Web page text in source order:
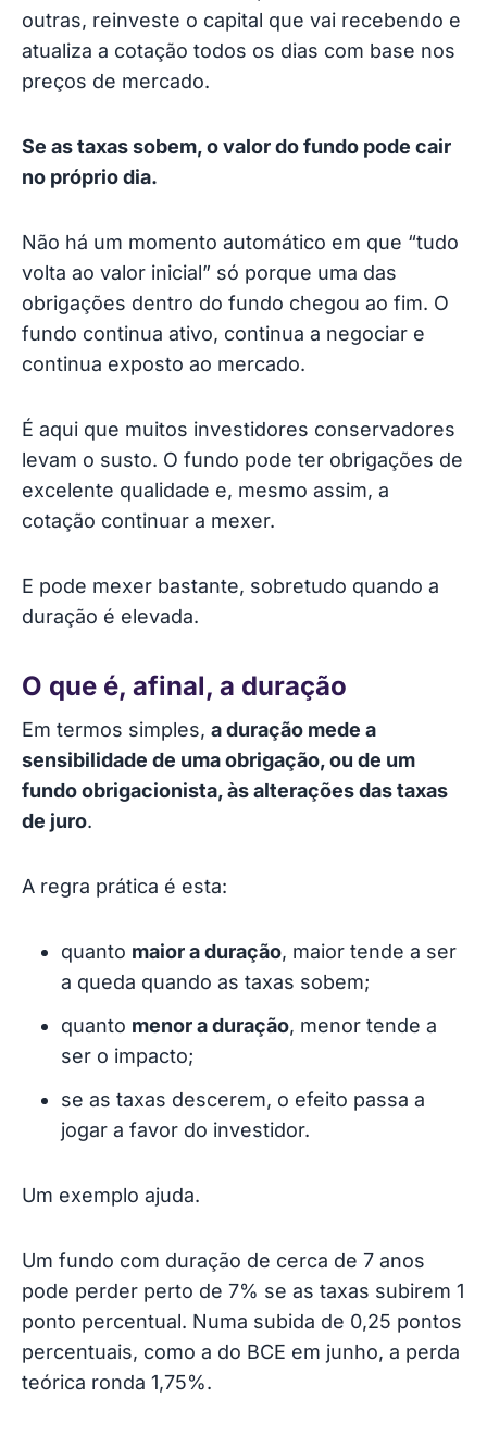
outras, reinveste o capital que vai recebendo e
atualiza a cotação todos os dias com base nos
preços de mercado.
Se as taxas sobem, o valor do fundo pode cair
no próprio dia.
Não há um momento automático em que “tudo
volta ao valor inicial” só porque uma das
obrigações dentro do fundo chegou ao fim. O
fundo continua ativo, continua a negociar e
continua exposto ao mercado.
É aqui que muitos investidores conservadores
levam o susto. O fundo pode ter obrigações de
excelente qualidade e, mesmo assim, a
cotação continuar a mexer.
E pode mexer bastante, sobretudo quando a
duração é elevada.
O que é, afinal, a duração
Em termos simples, a duração mede a
sensibilidade de uma obrigação, ou de um
fundo obrigacionista, às alterações das taxas
de juro.
A regra prática é esta:
quanto maior a duração, maior tende a ser
a queda quando as taxas sobem;
quanto menor a duração, menor tende a
ser o impacto;
se as taxas descerem, o efeito passa a
jogar a favor do investidor.
Um exemplo ajuda.
Um fundo com duração de cerca de 7 anos
pode perder perto de 7% se as taxas subirem 1
ponto percentual. Numa subida de 0,25 pontos
percentuais, como a do BCE em junho, a perda
teórica ronda 1,75%.